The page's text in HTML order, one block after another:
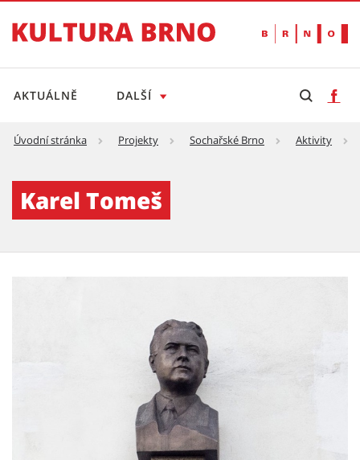
AKTUÁLNĚ DALŠÍ
Úvodní stránka Projekty Sochařské Brno Aktivity
Karel Tomeš